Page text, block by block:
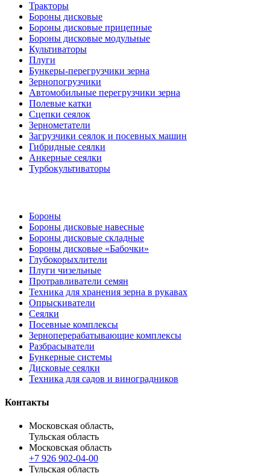
Тракторы
Бороны дисковые
Бороны дисковые прицепные
Бороны дисковые модульные
Культиваторы
Плуги
Бункеры-перегрузчики зерна
Зернопогрузчики
Автомобильные перегрузчики зерна
Полевые катки
Сцепки сеялок
Зернометатели
Загрузчики сеялок и посевных машин
Гибридные сеялки
Анкерные сеялки
Турбокультиваторы
Бороны
Бороны дисковые навесные
Бороны дисковые складные
Бороны дисковые «Бабочки»
Глубокорыхлители
Плуги чизельные
Протравливатели семян
Техника для хранения зерна в рукавах
Опрыскиватели
Сеялки
Посевные комплексы
Зерноперерабатывающие комплексы
Разбрасыватели
Бункерные системы
Дисковые сеялки
Техника для садов и виноградников
Контакты
Московская область,
Тульская область
Московская область
+7 926 902-04-00
Тульская область